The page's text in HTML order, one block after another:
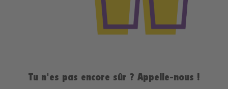
Tu n'es pas encore sûr ? Appelle-nous !